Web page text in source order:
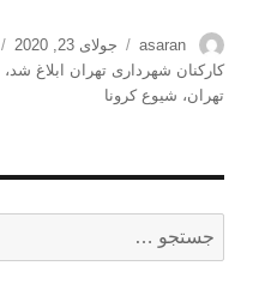
نویسنده
asaran
ارسال
شده
در
جولای 23, 2020
کارکنان شهرداری تهران ابلاغ شد،
تهران، شیوع کرونا
برای: